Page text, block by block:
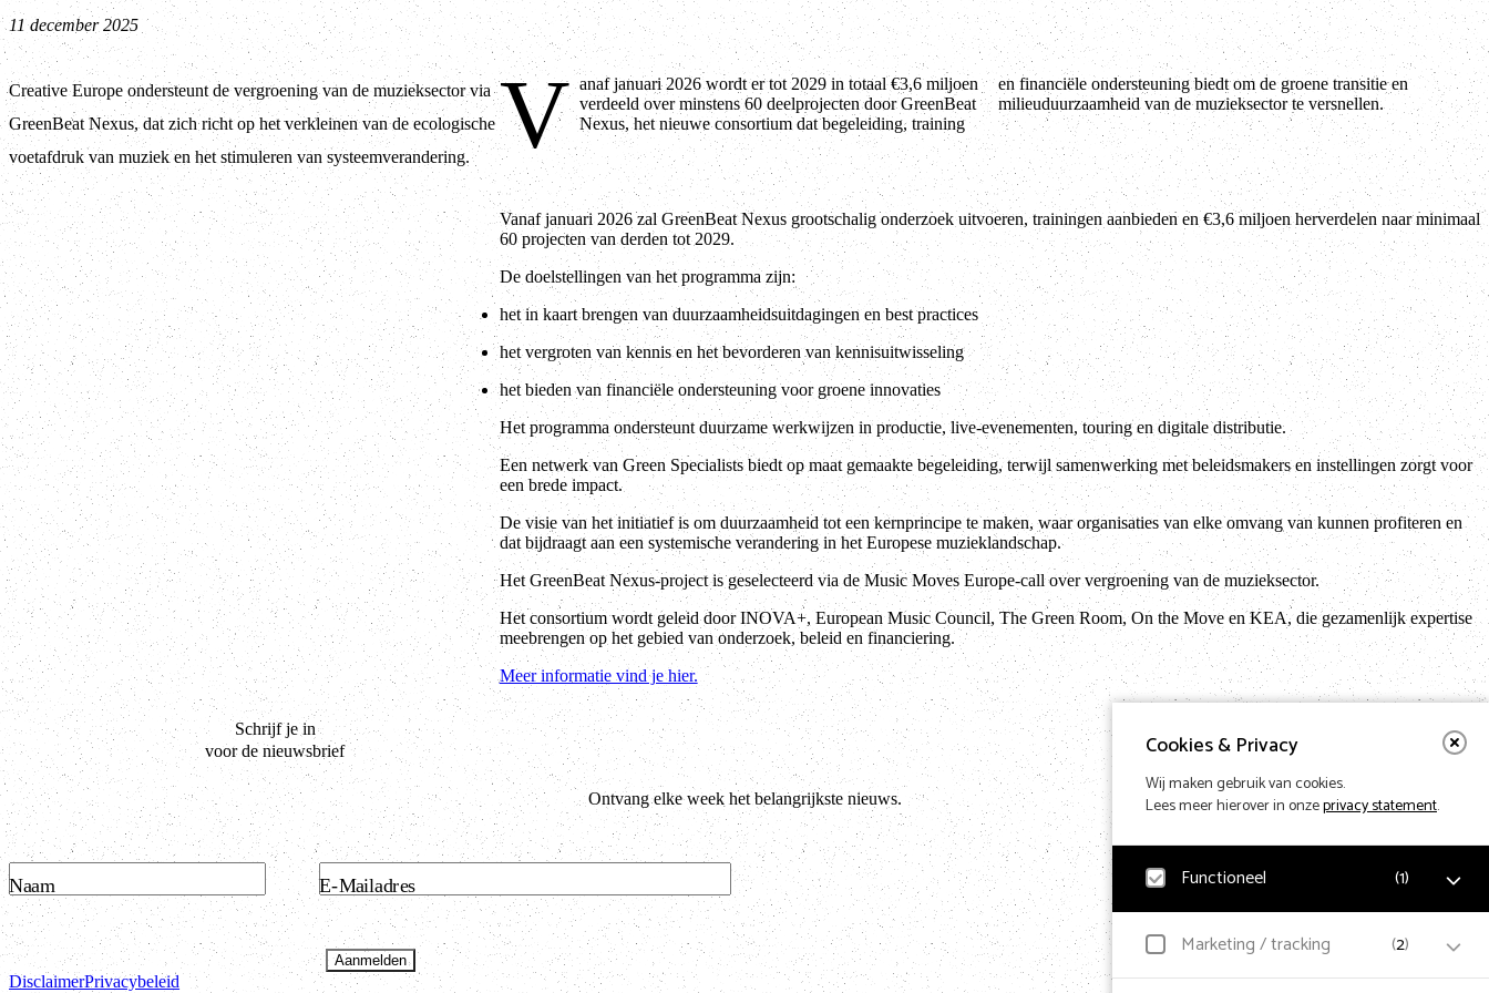
Cookies & Privacy
Wij maken gebruik van cookies.
Lees meer hierover in onzeprivacy statement.
Functioneel (1)
Noodzakelijk
onthouden van voorkeuren worden functionele cookies
Marketing / tracking (2)
11 december 2025
Creative Europe ondersteunt de vergroening van de muzieksector via
GreenBeat Nexus, dat zich richt op het verkleinen van de ecologische
voetafdruk van muziek en het stimuleren van systeemverandering.
V anaf januari 2026 wordt er tot 2029 in totaal €3,6 miljoen
verdeeld over minstens 60 deelprojecten door GreenBeat
Nexus, het nieuwe consortium dat begeleiding, training
en financiële ondersteuning biedt om de groene transitie en
milieuduurzaamheid van de muzieksector te versnellen.
Vanaf januari 2026 zal GreenBeat Nexus grootschalig onderzoek uitvoeren, trainingen aanbieden en €3,6 miljoen herverdelen naar minimaal
60 projecten van derden tot 2029.
De doelstellingen van het programma zijn:
het in kaart brengen van duurzaamheidsuitdagingen en best practices
het vergroten van kennis en het bevorderen van kennisuitwisseling
het bieden van financiële ondersteuning voor groene innovaties
Het programma ondersteunt duurzame werkwijzen in productie, live-evenementen, touring en digitale distributie.
Een netwerk van Green Specialists biedt op maat gemaakte begeleiding, terwijl samenwerking met beleidsmakers en instellingen zorgt voor
een brede impact.
De visie van het initiatief is om duurzaamheid tot een kernprincipe te maken, waar organisaties van elke omvang van kunnen profiteren en
dat bijdraagt aan een systemische verandering in het Europese muzieklandschap.
Het GreenBeat Nexus-project is geselecteerd via de Music Moves Europe-call over vergroening van de muzieksector.
Het consortium wordt geleid door INOVA+, European Music Council, The Green Room, On the Move en KEA, die gezamenlijk expertise
meebrengen op het gebied van onderzoek, beleid en financiering.
Meer informatie vind je hier.
Schrijf je in
voor de nieuwsbrief
Ontvang elke week het belangrijkste nieuws.
Naam E-Mailadres
Aanmelden
DisclaimerPrivacybeleid Terug naar